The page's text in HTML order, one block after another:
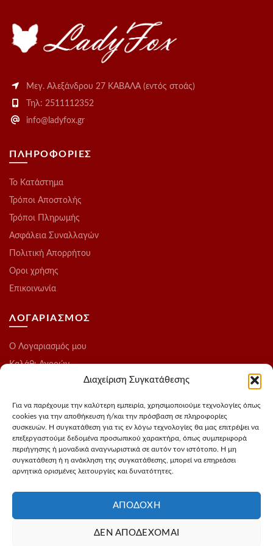
Διαχείριση Συγκατάθεσης
Για να παρέχουμε την καλύτερη εμπειρία, χρησιμοποιούμε τεχνολογίες όπως
cookies για την αποθήκευση ή/και την πρόσβαση σε πληροφορίες
συσκευών. Η συγκατάθεση για τις εν λόγω τεχνολογίες θα μας επιτρέψει να
επεξεργαστούμε δεδομένα προσωπικού χαρακτήρα, όπως συμπεριφορά
περιήγησης ή μοναδικά αναγνωριστικά σε αυτόν τον ιστότοπο. Η μη
συγκατάθεση ή η ανάκληση της συγκατάθεσης, μπορεί να επηρεάσει
αρνητικά ορισμένες λειτουργίες και δυνατότητες.
ΑΠΟΔΟΧΉ
ΔΕΝ ΑΠΟΔΈΧΟΜΑΙ
Μεγ. Αλεξάνδρου 27 ΚΑΒΑΛΑ (εντός στοάς)
Τηλ: 2511112352
info@ladyfox.gr
ΠΛΗΡΟΦΟΡΙΕΣ
Το Kατάστημα
Τρόποι Αποστολής
Τρόποι Πληρωμής
Ασφάλεια Συναλλαγών
Πολιτική Απορρήτου
Οροι χρήσης
Επικοινωνία
ΛΟΓΑΡΙΑΣΜΟΣ
O Λογαριασμός μου
Καλάθι Αγορών
Ολοκλήρωση Παραγγελίας
Blog
ΑΚΟΛΟΥΘΗΣΤΕ ΜΑΣ
Instagram
FaceBook